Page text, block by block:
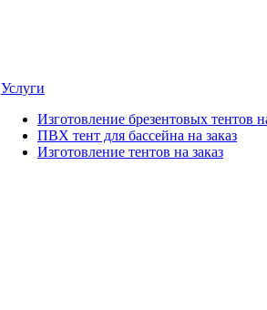
Услуги
Изготовление брезентовых тентов
ПВХ тент для бассейна на заказ
Изготовление тентов на заказ